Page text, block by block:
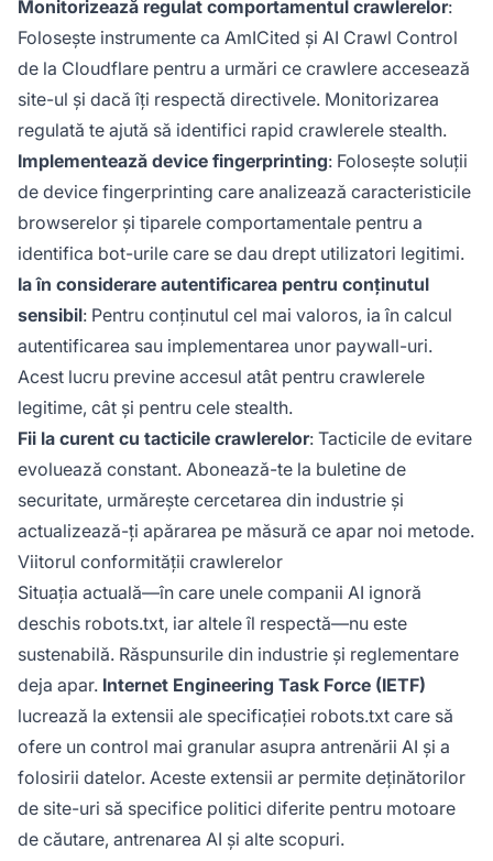
Monitorizează regulat comportamentul crawlerelor:
Folosește instrumente ca AmICited și AI Crawl Control
de la Cloudflare pentru a urmări ce crawlere accesează
site-ul și dacă îți respectă directivele. Monitorizarea
regulată te ajută să identifici rapid crawlerele stealth.
Implementează device fingerprinting: Folosește soluții
de device fingerprinting care analizează caracteristicile
browserelor și tiparele comportamentale pentru a
identifica bot-urile care se dau drept utilizatori legitimi.
Ia în considerare autentificarea pentru conținutul
sensibil: Pentru conținutul cel mai valoros, ia în calcul
autentificarea sau implementarea unor paywall-uri.
Acest lucru previne accesul atât pentru crawlerele
legitime, cât și pentru cele stealth.
Fii la curent cu tacticile crawlerelor: Tacticile de evitare
evoluează constant. Abonează-te la buletine de
securitate, urmărește cercetarea din industrie și
actualizează-ți apărarea pe măsură ce apar noi metode.
Viitorul conformității crawlerelor
Situația actuală—în care unele companii AI ignoră
deschis robots.txt, iar altele îl respectă—nu este
sustenabilă. Răspunsurile din industrie și reglementare
deja apar. Internet Engineering Task Force (IETF)
lucrează la extensii ale specificației robots.txt care să
ofere un control mai granular asupra antrenării AI și a
folosirii datelor. Aceste extensii ar permite deținătorilor
de site-uri să specifice politici diferite pentru motoare
de căutare, antrenarea AI și alte scopuri.